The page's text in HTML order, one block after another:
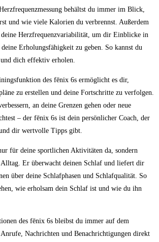
behältst du immer im ⁤Blick,
und wie viele Kalorien du verbrennst.‌ Außerdem
Herzfrequenzvariabilität, um dir Einblicke in
Erholungsfähigkeit ⁢zu ⁤geben. So kannst du
⁣dich effektiv erholen.
des fēnix‍ 6s ermöglicht es dir,
zu⁢ erstellen und ⁢deine ​Fortschritte zu ⁢verfolgen.
an‌ deine Grenzen gehen​ oder neue
– ⁢der fēnix ⁢6s ist dein ​persönlicher Coach, der
dir wertvolle⁤ Tipps gibt.
für deine sportlichen ⁢Aktivitäten ⁣da, sondern⁢
‍Er überwacht‍ deinen Schlaf und ‌liefert dir
​über deine ⁢Schlafphasen und Schlafqualität. ⁢So⁣
wie erholsam​ dein Schlaf ist ⁤und wie du ⁢ihn
des fēnix ⁤6s⁢ bleibst du immer ‍auf dem
Nachrichten⁣ und⁣ Benachrichtigungen direkt